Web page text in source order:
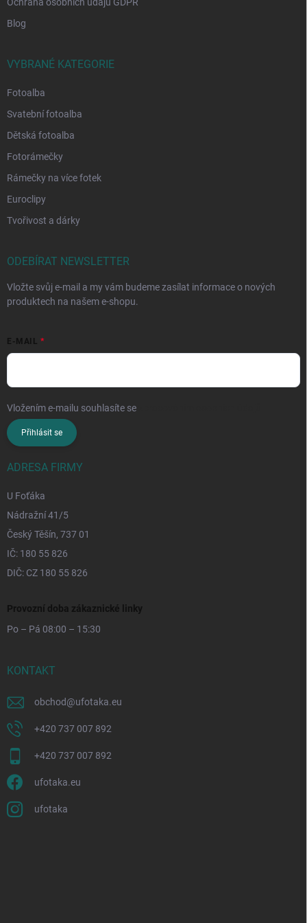
Ochrana osobních údajů GDPR
Blog
VYBRANÉ KATEGORIE
Fotoalba
Svatební fotoalba
Dětská fotoalba
Fotorámečky
Rámečky na více fotek
Euroclipy
Tvořivost a dárky
ODEBÍRAT NEWSLETTER
Vložte svůj e-mail a my vám budeme zasílat informace o nových
produktech na našem e-shopu.
E-MAIL
Vložením e-mailu souhlasíte se
Přihlásit se
ADRESA FIRMY
U Foťáka
Nádražní 41/5
Český Těšín, 737 01
IČ: 180 55 826
DIČ: CZ 180 55 826
Provozní doba zákaznické linky
Po – Pá 08:00 – 15:30
KONTAKT
obchod@ufotaka.eu
+420 737 007 892
+420 737 007 892
ufotaka.eu
ufotaka